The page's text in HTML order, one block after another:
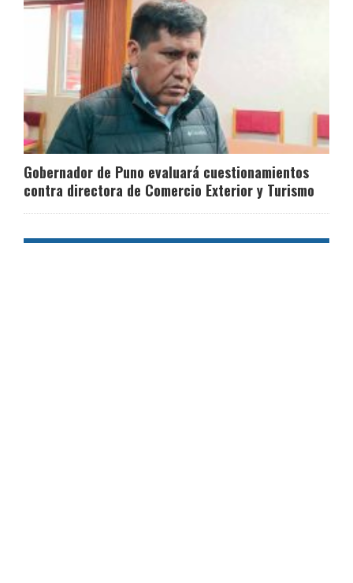
Gobernador de Puno evaluará cuestionamientos
contra directora de Comercio Exterior y Turismo